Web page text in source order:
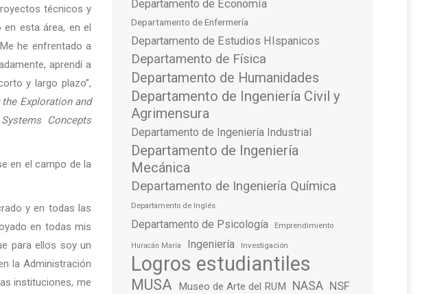
técnicos y
esta área, en el
he enfrentado a
aprendí a
y largo plazo”,
Exploration and
Concepts
en el campo de la
y en todas las
en todas mis
para ellos soy un
la Administración
instituciones, me
Departamento de Economía
Departamento de Enfermería
Departamento de Estudios HIspanicos
Departamento de Física
Departamento de Humanidades
Departamento de Ingeniería Civil y
Agrimensura
Departamento de Ingeniería Industrial
Departamento de Ingeniería
Mecánica
Departamento de Ingeniería Química
Departamento de Inglés
Departamento de Psicología Emprendimiento
Huracán María Ingeniería Investigación
Logros estudiantiles
MUSA Museo de Arte del RUM NASA NSF